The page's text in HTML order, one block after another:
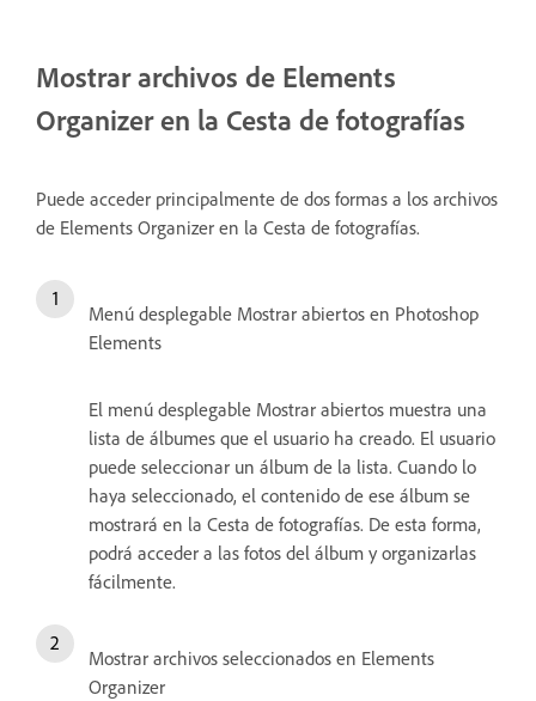
Mostrar archivos de Elements
Organizer en la Cesta de fotografías
Puede acceder principalmente de dos formas a los archivos
de Elements Organizer en la Cesta de fotografías.
Menú desplegable Mostrar abiertos en Photoshop
Elements
El menú desplegable Mostrar abiertos muestra una
lista de álbumes que el usuario ha creado. El usuario
puede seleccionar un álbum de la lista. Cuando lo
haya seleccionado, el contenido de ese álbum se
mostrará en la Cesta de fotografías. De esta forma,
podrá acceder a las fotos del álbum y organizarlas
fácilmente.
Mostrar archivos seleccionados en Elements
Organizer